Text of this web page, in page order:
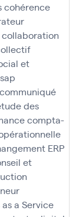
cohérence
collaboration
et
communiqué
des
compta-
ERP
et
a Service